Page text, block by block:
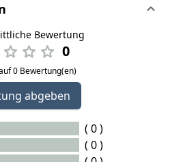
Bewertung
0
0 Bewertung(en)
abgeben
( 0 )
( 0 )